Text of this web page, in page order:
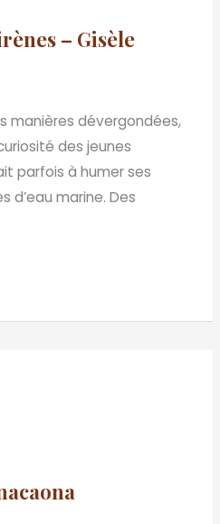
– Gisèle
manières dévergondées,
des jeunes
parfois à humer ses
d’eau marine. Des